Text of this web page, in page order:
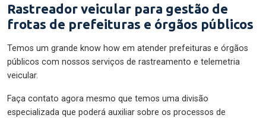
Rastreador veicular para gestão de
frotas de prefeituras e órgãos públicos
Temos um grande know how em atender prefeituras e órgãos
públicos com nossos serviços de rastreamento e telemetria
veicular.
Faça contato agora mesmo que temos uma divisão
especializada que poderá auxiliar sobre os processos de